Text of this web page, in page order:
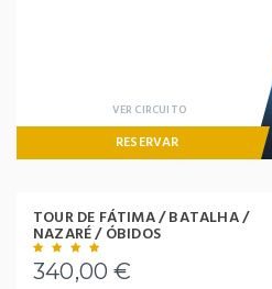
VER CIRCUITO
RESERVAR
TOUR DE FÁTIMA / BATALHA /
NAZARÉ / ÓBIDOS
340,00 €